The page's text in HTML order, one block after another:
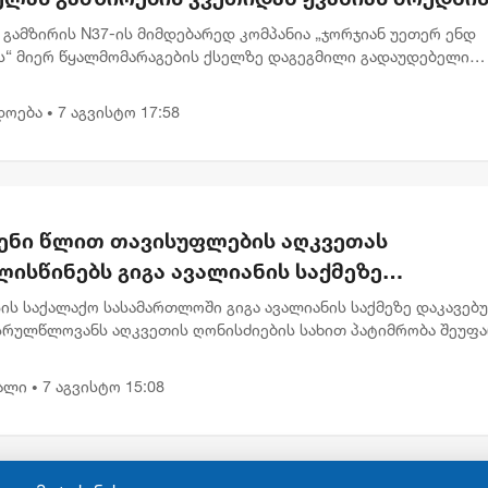
მოძრაობა დროებით შეიზღუდება
გამზირის N37-ის მიმდებარედ კომპანია „ჯორჯიან უეთერ ენდ
მიერ წყალმომარაგების ქსელზე დაგეგმილი გადაუდებელი
ნ...
• 7 აგვისტო 17:58
წლით თავისუფლების აღკვეთას
გიგა ავალიანის საქმეზე
წაყენებული ბრალდება
საქალაქო სასამართლოში გიგა ავალიანის საქმეზე
აღკვეთის ღონისძიების სახით პატიმრობა
• 7 აგვისტო 15:08